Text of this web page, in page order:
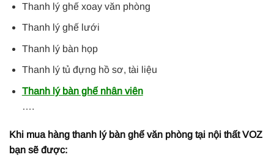
Thanh lý ghế xoay văn phòng
Thanh lý ghế lưới
Thanh lý bàn họp
Thanh lý tủ đựng hồ sơ, tài liệu
Thanh lý bàn ghế nhân viên
….
Khi mua hàng thanh lý bàn ghế văn phòng tại nội thất VOZ
bạn sẽ được: